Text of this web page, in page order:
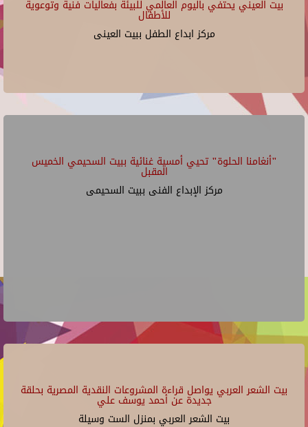
بيت العيني يحتفي باليوم العالمي للبيئة بفعاليات فنية وتوعوية
للأطفال
مركز ابداع الطفل ببيت العينى
"أنغامنا الحلوة" تحيي أمسية غنائية ببيت السحيمي الخميس
المقبل
مركز الإبداع الفنى ببيت السحيمى
بيت الشعر العربي يواصل قراءة المشروعات النقدية المصرية بحلقة
جديدة عن أحمد يوسف علي
بيت الشعر العربي بمنزل الست وسيلة